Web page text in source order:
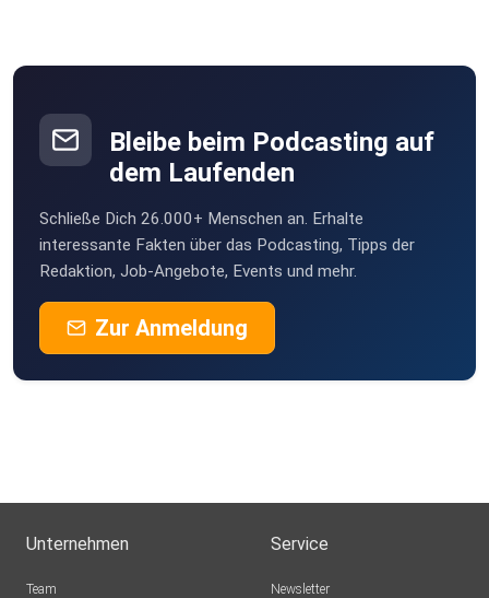
Bleibe beim Podcasting auf
dem Laufenden
Schließe Dich 26.000+ Menschen an. Erhalte
interessante Fakten über das Podcasting, Tipps der
Redaktion, Job-Angebote, Events und mehr.
Zur Anmeldung
Unternehmen
Team
Service
Newsletter